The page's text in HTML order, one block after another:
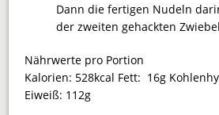
Dann die fertigen Nudeln
der zweiten gehackten
Nährwerte pro Portion
Kalorien: 528kcal Fett: 16g
Eiweiß: 112g